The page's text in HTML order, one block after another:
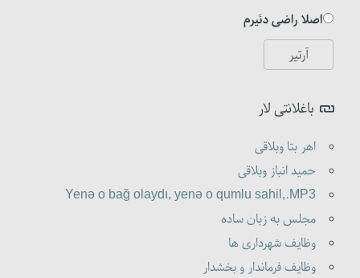
اصلا راضی دئیرم
باغلانتی لار
اهر بتا وبلاقی
حمید انباز وبلاقی
Yenə o bağ olaydı, yenə o qumlu sahil,.MP3
مجلس به زبان ساده
وظایف شهرداری ها
وظایف فرماندار و بخشدار